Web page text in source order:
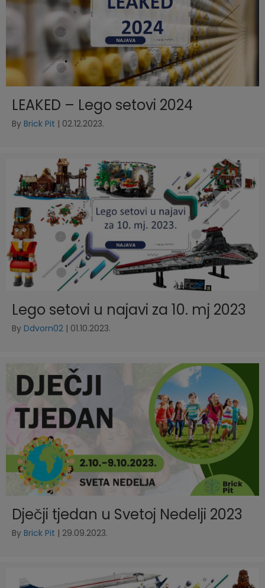
LEAKED – Lego setovi 2024
By Brick Pit | 02.12.2023.
Lego setovi u najavi za 10. mj 2023
By Ddvorn02 | 01.10.2023.
Dječji tjedan u Svetoj Nedelji 2023
By Brick Pit | 29.09.2023.